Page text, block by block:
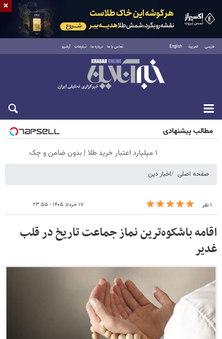
فارسی العربية English تماس با ما درباره ما تبلیغات آرشیو
شنبه ۱۷ مرداد ۱۴۰۵
مطالب پیشنهادی
۱ میلیارد اعتبار خرید طلا | بدون ضامن و چک
صفحه اصلی اخبار دین
۱ نفر ۱۷ خرداد ۱۴۰۵ - ۲۳:۵۵
اقامه باشکوه‌ترین نماز جماعت تاریخ در قلب
غدیر
×